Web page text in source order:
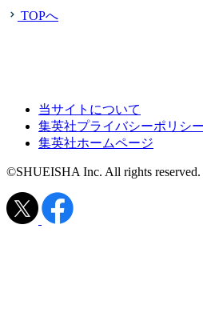
TOPへ
当サイトについて
集英社プライバシーポリシー
集英社ホームページ
©SHUEISHA Inc. All rights reserved.